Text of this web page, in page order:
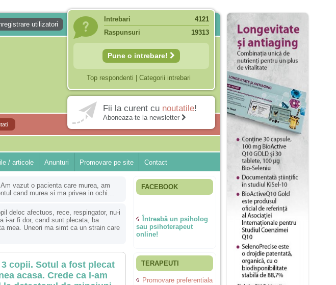
utilizatori
Intrebari
4121
Raspunsuri
19313
Pune o intrebare!
Top respondenti Categorii intrebari
Fii la curent cu noutatile!
Aboneaza-te la newsletter
/ articole Anunturi Promovare pe site Contact
vazut o pacienta care murea, am
cand murea si ma privea in ochi…
deloc afectuos, rece, respingator, nu-i
i-ar fi dor, cand sunt plecata, ba
mea. Uneori ma simt ca un strain care
copii. Sotul a fost plecat
acasa. Crede ca l-am
FACEBOOK
Întreabă un psiholog
sau psihoterapeut
online!
TERAPEUTI
Promovare preferentiala